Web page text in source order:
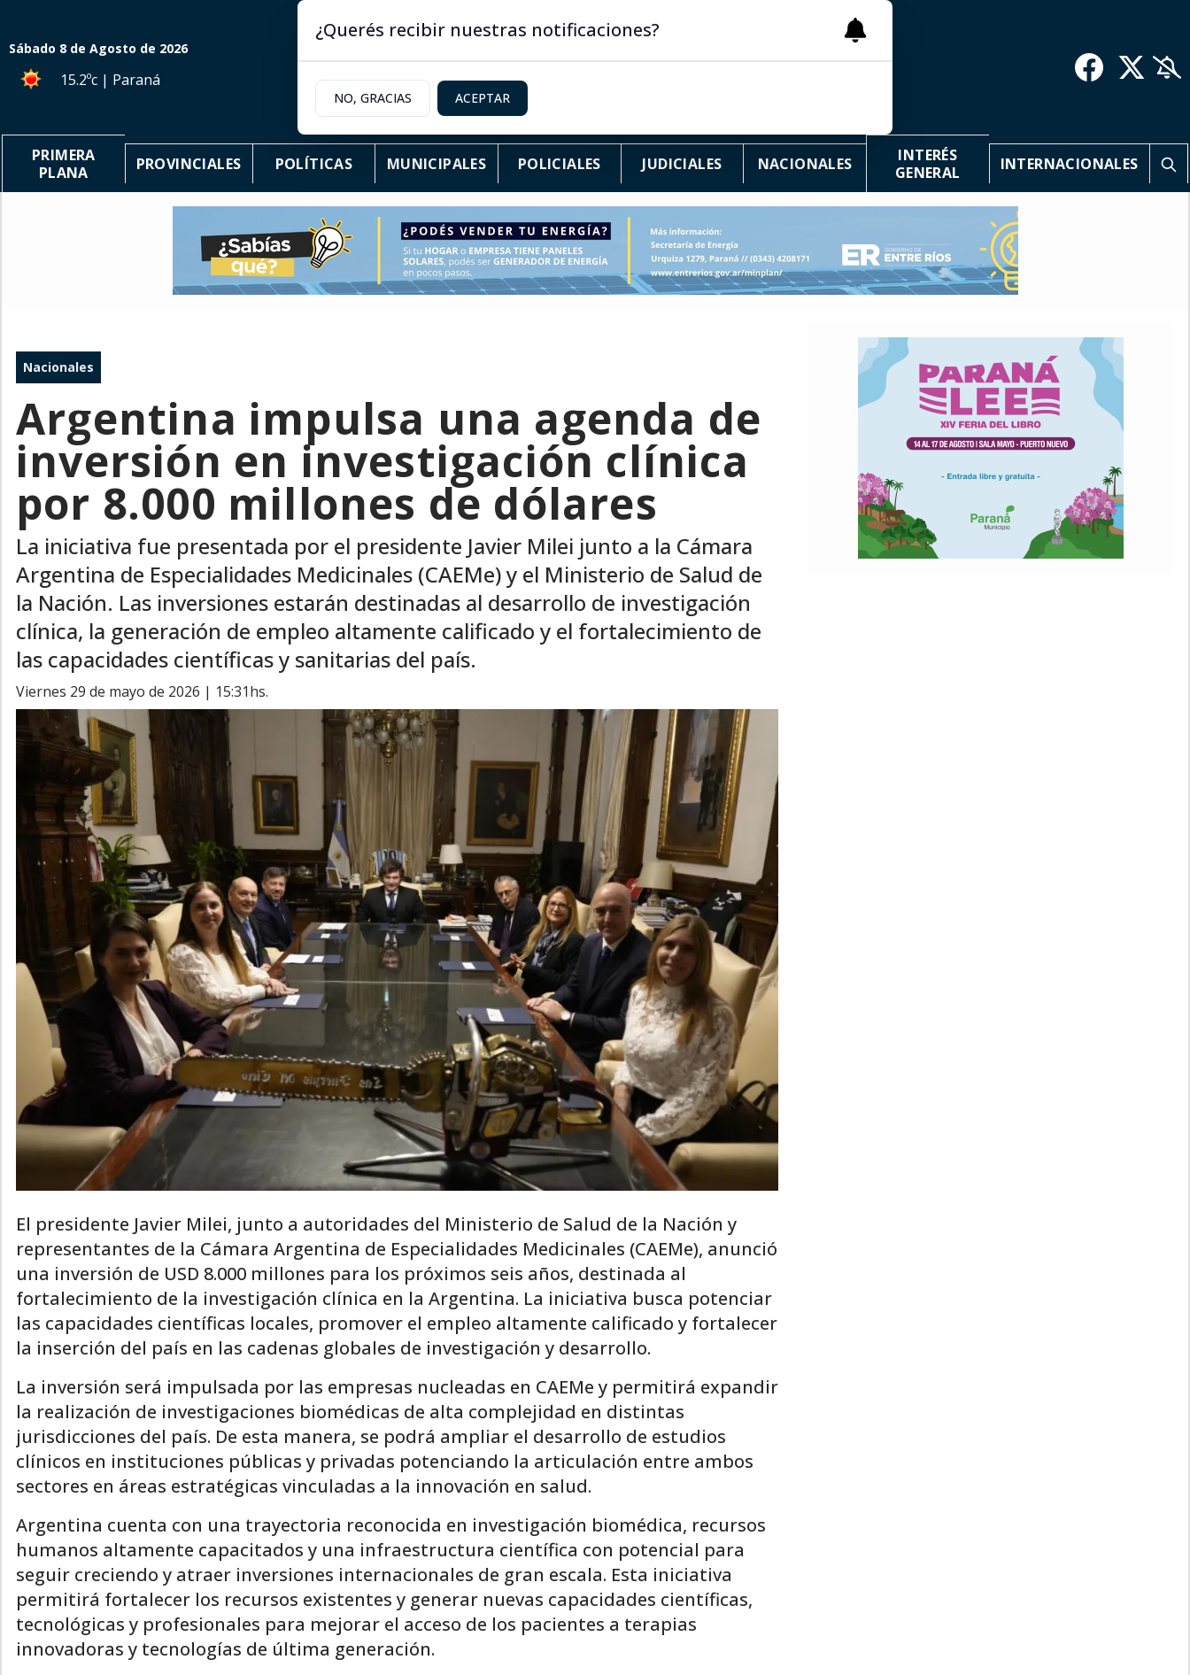
Sábado 8 de Agosto de 2026
15.2ºc | Paraná
PRIMERA
PLANA
PROVINCIALES POLÍTICAS MUNICIPALES POLICIALES JUDICIALES NACIONALES
INTERÉS
GENERAL
INTERNACIONALES
Nacionales
Argentina impulsa una agenda de
inversión en investigación clínica
por 8.000 millones de dólares
La iniciativa fue presentada por el presidente Javier Milei junto a la Cámara
Argentina de Especialidades Medicinales (CAEMe) y el Ministerio de Salud de
la Nación. Las inversiones estarán destinadas al desarrollo de investigación
clínica, la generación de empleo altamente calificado y el fortalecimiento de
las capacidades científicas y sanitarias del país.
viernes 29 de mayo de 2026 | 15:31hs.
El presidente Javier Milei, junto a autoridades del Ministerio de Salud de la Nación y
representantes de la Cámara Argentina de Especialidades Medicinales (CAEMe), anunció
una inversión de USD 8.000 millones para los próximos seis años, destinada al
fortalecimiento de la investigación clínica en la Argentina. La iniciativa busca potenciar
las capacidades científicas locales, promover el empleo altamente calificado y fortalecer
la inserción del país en las cadenas globales de investigación y desarrollo.
La inversión será impulsada por las empresas nucleadas en CAEMe y permitirá expandir
la realización de investigaciones biomédicas de alta complejidad en distintas
jurisdicciones del país. De esta manera, se podrá ampliar el desarrollo de estudios
clínicos en instituciones públicas y privadas potenciando la articulación entre ambos
sectores en áreas estratégicas vinculadas a la innovación en salud.
Argentina cuenta con una trayectoria reconocida en investigación biomédica, recursos
humanos altamente capacitados y una infraestructura científica con potencial para
seguir creciendo y atraer inversiones internacionales de gran escala. Esta iniciativa
permitirá fortalecer los recursos existentes y generar nuevas capacidades científicas,
tecnológicas y profesionales para mejorar el acceso de los pacientes a terapias
innovadoras y tecnologías de última generación.
¿Querés recibir nuestras notificaciones?
NO, GRACIAS ACEPTAR